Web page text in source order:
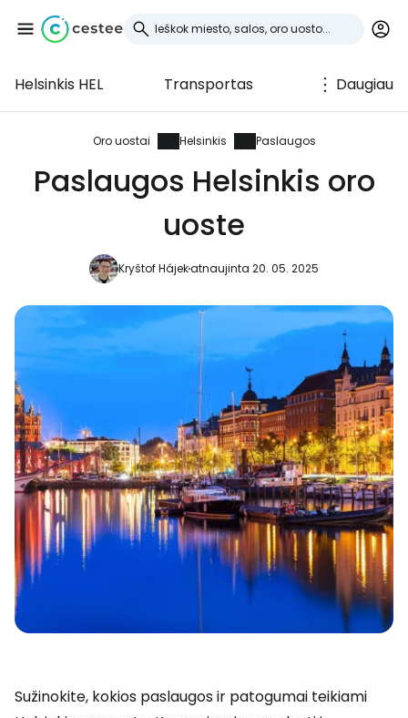
Helsinkis HEL Transportas Daugiau
Oro uostai Helsinkis Paslaugos
Paslaugos Helsinkis oro
uoste
Kryštof Hájekatnaujinta 20. 05. 2025
Sužinokite, kokios paslaugos ir patogumai teikiami
Prisijunkite prie
Cestee
... pasaulinė kelionių bendruomenė
Tęsti su Facebook
Tęsti el. paštu